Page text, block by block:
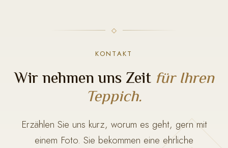
KONTAKT
Wir nehmen uns Zeit für Ihren
Teppich.
Erzählen Sie uns kurz, worum es geht, gern mit
einem Foto. Sie bekommen eine ehrliche